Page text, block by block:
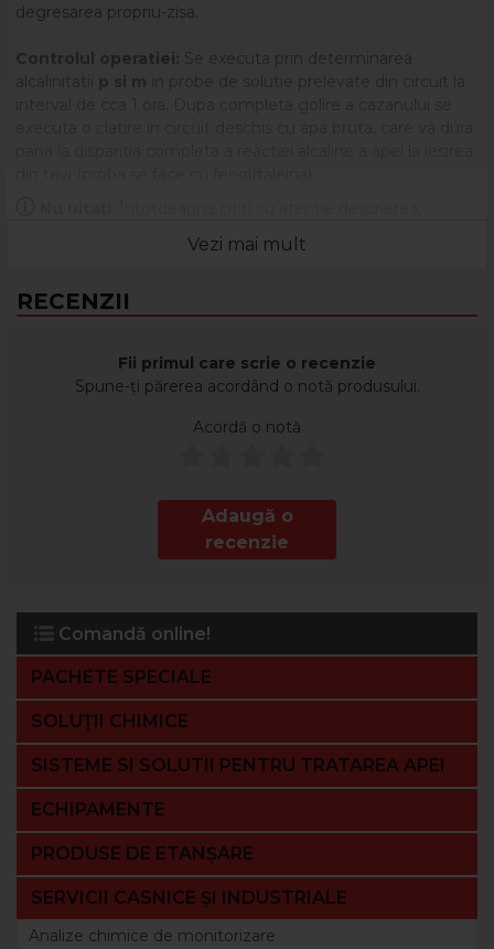
Comandă online!
PACHETE SPECIALE
SOLUȚII CHIMICE
SISTEME SI SOLUTII PENTRU TRATAREA APEI
ECHIPAMENTE
PRODUSE DE ETANȘARE
SERVICII CASNICE ȘI INDUSTRIALE
Analize chimice de monitorizare
degresarea propriu-zisa.
Controlul operatiei: Se executa prin determinarea
Vezi mai mult
eticheta și ambalajul produsului înainte de a-l utiliza!
RECENZII
Fii primul care scrie o recenzie
Spune-ți părerea acordând o notă produsului.
Acordă o notă
Adaugă o
recenzie